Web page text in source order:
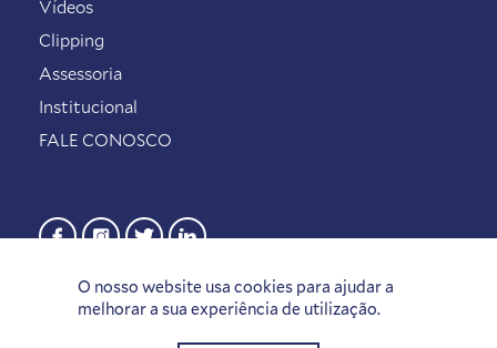
O nosso website usa cookies para ajudar a
melhorar a sua experiência de utilização.
Vídeos
Clipping
Assessoria
Institucional
FALE CONOSCO